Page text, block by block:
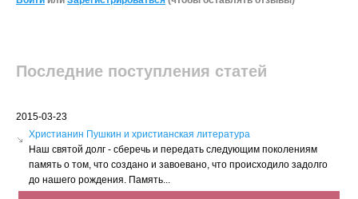
Последние поступления статей
2015-03-23
Христианин Пушкин и христианская литература
Наш святой долг - сберечь и передать следующим поколениям
память о том, что создано и завоевано, что происходило задолго
до нашего рождения. Память...